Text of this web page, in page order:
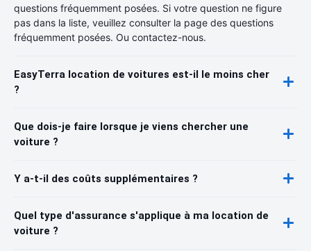
questions fréquemment posées. Si votre question ne figure
pas dans la liste, veuillez consulter la page des questions
fréquemment posées. Ou contactez-nous.
EasyTerra location de voitures est-il le moins cher
?
Que dois-je faire lorsque je viens chercher une
voiture ?
Y a-t-il des coûts supplémentaires ?
Quel type d'assurance s'applique à ma location de
voiture ?